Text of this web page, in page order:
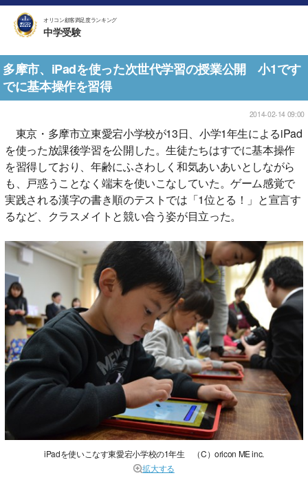
オリコン顧客満足度ランキング
中学受験
多摩市、iPadを使った次世代学習の授業公開 小1です
でに基本操作を習得
2014-02-14 09:00
東京・多摩市立東愛宕小学校が13日、小学1年生によるiPad
を使った放課後学習を公開した。生徒たちはすでに基本操作
を習得しており、年齢にふさわしく和気あいあいとしながら
も、戸惑うことなく端末を使いこなしていた。ゲーム感覚で
実践される漢字の書き順のテストでは「1位とる！」と宣言す
るなど、クラスメイトと競い合う姿が目立った。
iPadを使いこなす東愛宕小学校の1年生 （C）oricon ME inc.
拡大する